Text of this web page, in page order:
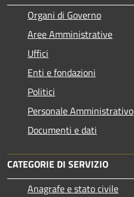
Organi di Governo
Aree Amministrative
Uffici
Enti e fondazioni
Politici
Personale Amministrativo
Documenti e dati
CATEGORIE DI SERVIZIO
Anagrafe e stato civile